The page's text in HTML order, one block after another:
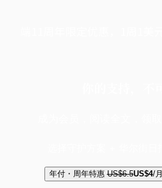
年付・周年特惠 US$6.5US$4/月